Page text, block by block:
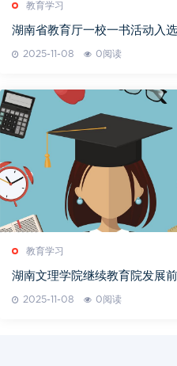
教育学习
湖南省教育厅一校一书活动入选
2025-11-08 0阅读
教育学习
湖南文理学院继续教育院发展前
2025-11-08 0阅读